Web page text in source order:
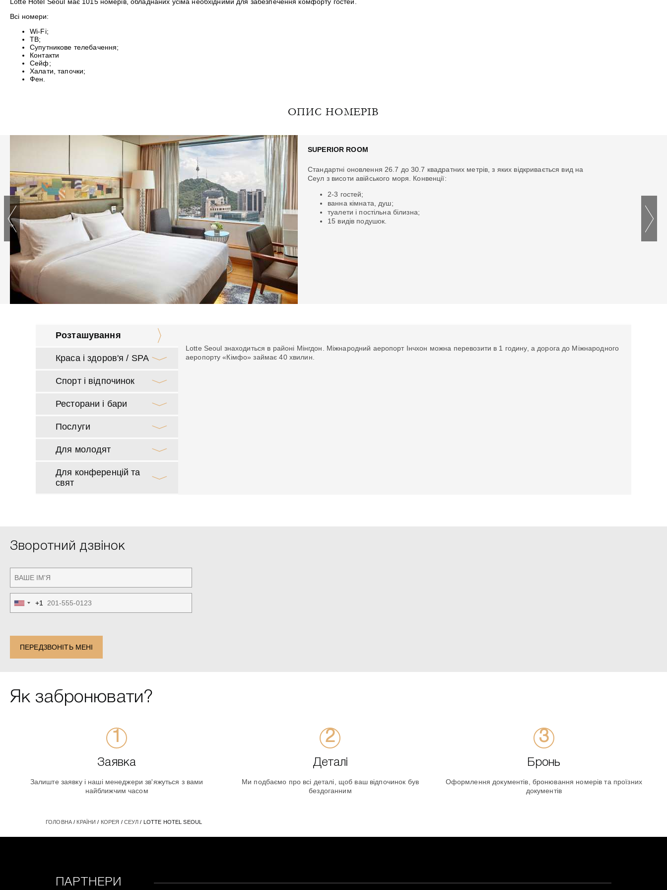
Всі номери:
Wi-Fi;
ТВ;
Супутникове телебачення;
Контакти
Сейф;
Халати, тапочки;
Фен.
ОПИС НОМЕРІВ
SUPERIOR ROOM
Стандартні оновлення 26.7 до 30.7 квадратних метрів, з яких відкривається вид на
Сеул з висоти авійського моря. Конвенції:
2-3 гостей;
ванна кімната, душ;
туалети і постільна білизна;
15 видів подушок.
Розташування
Краса і здоров'я / SPA
Спорт і відпочинок
Ресторани і бари
Послуги
Для молодят
Для конференцій та
свят
Lotte Seoul знаходиться в районі Мінгдон. Міжнародний аеропорт Інчхон можна перевозити в 1 годину, а дорога до Міжнародного
аеропорту «Кімфо» займає 40 хвилин.
Зворотний дзвінок
United
States
+1
ПЕРЕДЗВОНІТЬ МЕНІ
Як забронювати?
Заявка
Залиште заявку і наші менеджери зв'яжуться з вами
найближчим часом
Деталі
Ми подбаємо про всі деталі, щоб ваш відпочинок був
бездоганним
Бронь
Оформлення документів, бронювання номерів та проїзних
документів
ГОЛОВНА/ КРАЇНИ / КОРЕЯ / СЕУЛ / LOTTE HOTEL SEOUL
ПАРТНЕРИ